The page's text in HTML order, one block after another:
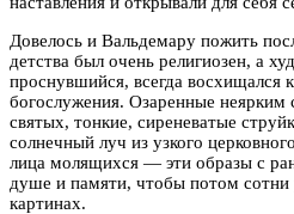
Довелось и Вальдемару пожить
детства был очень религиозен, а
проснувшийся, всегда восхищался
богослужения. Озаренные
святых, тонкие, сиреневатые
солнечный луч из узкого
лица молящихся — эти образы с
душе и памяти, чтобы потом сотни
картинах.